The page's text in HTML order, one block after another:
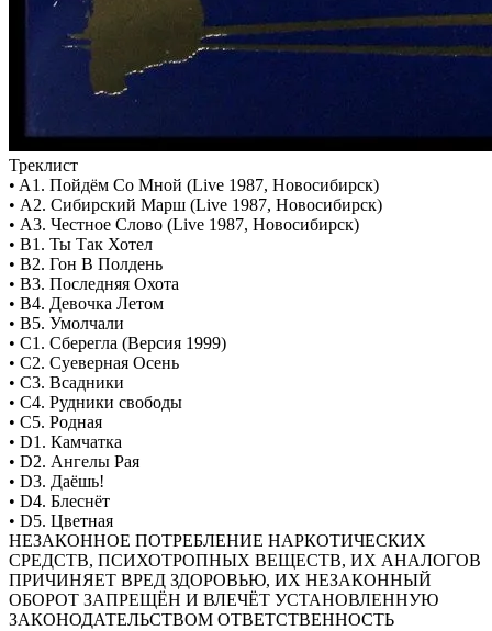
Треклист
• A1. Пойдём Со Мной (Live 1987, Новосибирск)
• A2. Сибирский Марш (Live 1987, Новосибирск)
• A3. Честное Слово (Live 1987, Новосибирск)
• B1. Ты Так Хотел
• B2. Гон В Полдень
• B3. Последняя Охота
• B4. Девочка Летом
• B5. Умолчали
• C1. Сберегла (Версия 1999)
• C2. Суеверная Осень
• C3. Всадники
• C4. Рудники свободы
• C5. Родная
• D1. Камчатка
• D2. Ангелы Рая
• D3. Даёшь!
• D4. Блеснёт
• D5. Цветная
НЕЗАКОННОЕ ПОТРЕБЛЕНИЕ НАРКОТИЧЕСКИХ
СРЕДСТВ, ПСИХОТРОПНЫХ ВЕЩЕСТВ, ИХ АНАЛОГОВ
ПРИЧИНЯЕТ ВРЕД ЗДОРОВЬЮ, ИХ НЕЗАКОННЫЙ
ОБОРОТ ЗАПРЕЩЁН И ВЛЕЧЁТ УСТАНОВЛЕННУЮ
ЗАКОНОДАТЕЛЬСТВОМ ОТВЕТСТВЕННОСТЬ